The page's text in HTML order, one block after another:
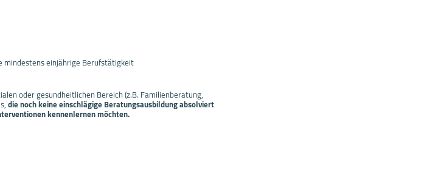
mindestens einjährige Berufstätigkeit
oder gesundheitlichen Bereich (z.B. Familienberatung,
die noch keine einschlägige Beratungsausbildung absolviert
kennenlernen möchten.